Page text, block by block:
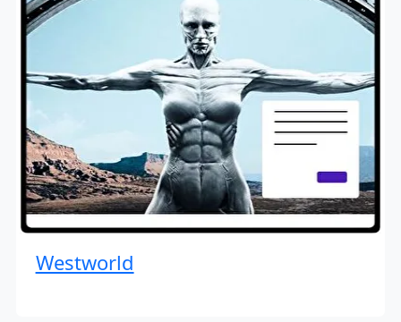
Westworld